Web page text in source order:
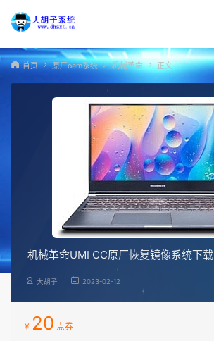
首页 原厂oem系统 机械革命 正文
机械革命UMI CC原厂恢复镜像系统下载
大胡子 2023-02-12
¥ 20 点券